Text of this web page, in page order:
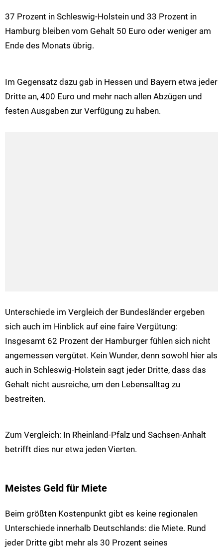
37 Prozent in Schleswig-Holstein und 33 Prozent in
Hamburg bleiben vom Gehalt 50 Euro oder weniger am
Ende des Monats übrig.
Im Gegensatz dazu gab in Hessen und Bayern etwa jeder
Dritte an, 400 Euro und mehr nach allen Abzügen und
festen Ausgaben zur Verfügung zu haben.
Unterschiede im Vergleich der Bundesländer ergeben
sich auch im Hinblick auf eine faire Vergütung:
Insgesamt 62 Prozent der Hamburger fühlen sich nicht
angemessen vergütet. Kein Wunder, denn sowohl hier als
auch in Schleswig-Holstein sagt jeder Dritte, dass das
Gehalt nicht ausreiche, um den Lebensalltag zu
bestreiten.
Zum Vergleich: In Rheinland-Pfalz und Sachsen-Anhalt
betrifft dies nur etwa jeden Vierten.
Meistes Geld für Miete
Beim größten Kostenpunkt gibt es keine regionalen
Unterschiede innerhalb Deutschlands: die Miete. Rund
jeder Dritte gibt mehr als 30 Prozent seines